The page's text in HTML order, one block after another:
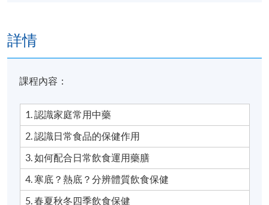
詳情
課程內容：
1. 認識家庭常用中藥
2. 認識日常食品的保健作用
3. 如何配合日常飲食運用藥膳
4. 寒底？熱底？分辨體質飲食保健
5. 春夏秋冬四季飲食保健